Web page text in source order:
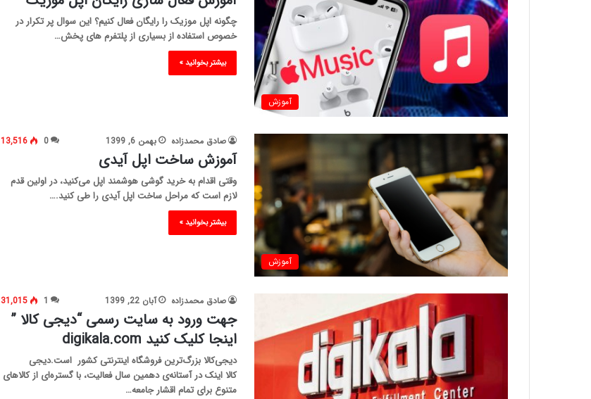
آموزش
چگونه اپل موزیک را رایگان فعال کنیم؟ این سوال پر تکرار در
خصوص استفاده از بسیاری از پلتفرم های پخش…
بیشتر بخوانید »
آموزش
صادق محمدزاده بهمن 6, 1399 0
13,516
آموزش ساخت اپل آیدی
وقتی اقدام به خرید گوشی هوشمند اپل می‌کنید، در اولین قدم
لازم است که مراحل ساخت اپل آیدی را طی کنید.…
بیشتر بخوانید »
صادق محمدزاده آبان 22, 1399 1
31,015
جهت ورود به سایت رسمی “دیجی کالا ”
اینجا کلیک کنید digikala.com
دیجی‌کالا بزرگ‌ترین فروشگاه اینترنتی کشور است.دیجی
کالا اینک در آستانه‌ی دهمین سال فعالیت، با گستره‌ای از کالاهای
متنوع برای تمام اقشار جامعه…